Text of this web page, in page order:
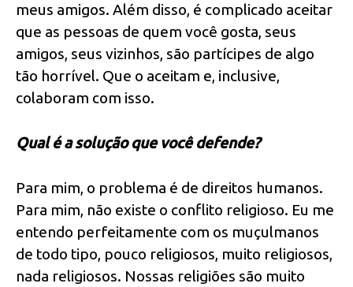
meus amigos. Além disso, é complicado aceitar
que as pessoas de quem você gosta, seus
amigos, seus vizinhos, são partícipes de algo
tão horrível. Que o aceitam e, inclusive,
colaboram com isso.
Qual é a solução que você defende?
Para mim, o problema é de direitos humanos.
Para mim, não existe o conflito religioso. Eu me
entendo perfeitamente com os muçulmanos
de todo tipo, pouco religiosos, muito religiosos,
nada religiosos. Nossas religiões são muito